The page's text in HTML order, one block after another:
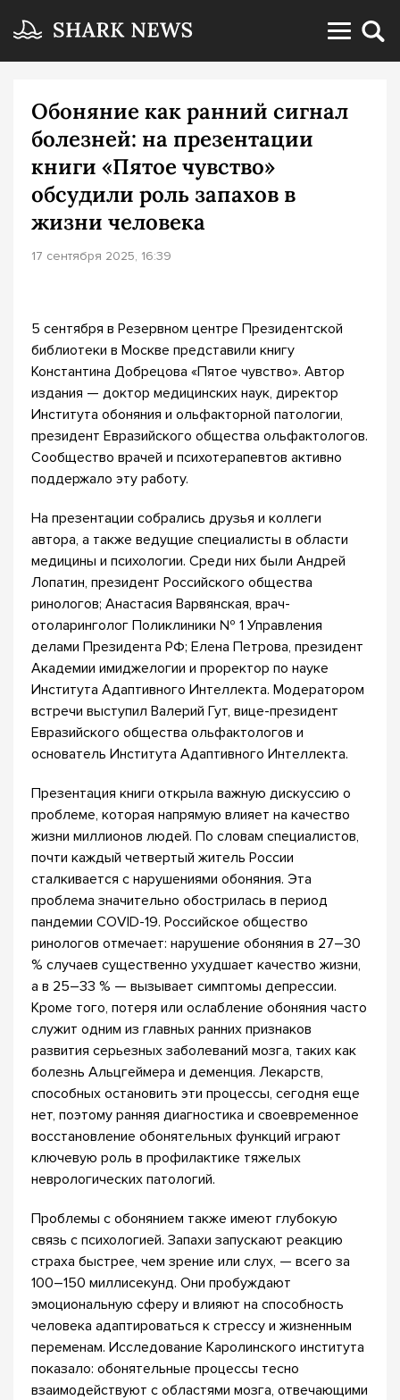
Обоняние как ранний сигнал
болезней: на презентации
книги «Пятое чувство»
обсудили роль запахов в
жизни человека
17 сентября 2025, 16:39
5 сентября в Резервном центре Президентской
библиотеки в Москве представили книгу
Константина Добрецова «Пятое чувство». Автор
издания — доктор медицинских наук, директор
Института обоняния и ольфакторной патологии,
президент Евразийского общества ольфактологов.
Сообщество врачей и психотерапевтов активно
поддержало эту работу.
На презентации собрались друзья и коллеги
автора, а также ведущие специалисты в области
медицины и психологии. Среди них были Андрей
Лопатин, президент Российского общества
ринологов; Анастасия Варвянская, врач-
отоларинголог Поликлиники № 1 Управления
делами Президента РФ; Елена Петрова, президент
Академии имиджелогии и проректор по науке
Института Адаптивного Интеллекта. Модератором
встречи выступил Валерий Гут, вице-президент
Евразийского общества ольфактологов и
основатель Института Адаптивного Интеллекта.
Презентация книги открыла важную дискуссию о
проблеме, которая напрямую влияет на качество
жизни миллионов людей. По словам специалистов,
почти каждый четвертый житель России
сталкивается с нарушениями обоняния. Эта
проблема значительно обострилась в период
пандемии COVID-19. Российское общество
ринологов отмечает: нарушение обоняния в 27–30
% случаев существенно ухудшает качество жизни,
а в 25–33 % — вызывает симптомы депрессии.
Кроме того, потеря или ослабление обоняния часто
служит одним из главных ранних признаков
развития серьезных заболеваний мозга, таких как
болезнь Альцгеймера и деменция. Лекарств,
способных остановить эти процессы, сегодня еще
нет, поэтому ранняя диагностика и своевременное
восстановление обонятельных функций играют
ключевую роль в профилактике тяжелых
неврологических патологий.
Проблемы с обонянием также имеют глубокую
связь с психологией. Запахи запускают реакцию
страха быстрее, чем зрение или слух, — всего за
100–150 миллисекунд. Они пробуждают
эмоциональную сферу и влияют на способность
человека адаптироваться к стрессу и жизненным
переменам. Исследование Каролинского института
показало: обонятельные процессы тесно
взаимодействуют с областями мозга, отвечающими